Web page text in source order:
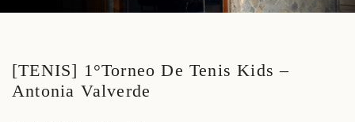
[TENIS] 1°Torneo De Tenis Kids –
Antonia Valverde